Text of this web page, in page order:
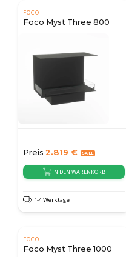
FOCO
Foco Myst Three 800
Preis 2.819 €
IN DEN WARENKORB
1-4 Werktage
FOCO
Foco Myst Three 1000